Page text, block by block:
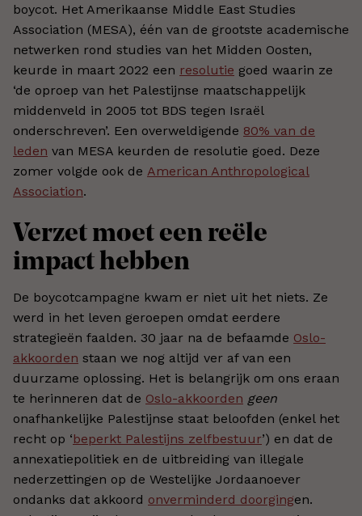
boycot. Het Amerikaanse Middle East Studies
Association (MESA), één van de grootste academische
netwerken rond studies van het Midden Oosten,
keurde in maart 2022 een resolutie goed waarin ze
‘de oproep van het Palestijnse maatschappelijk
middenveld in 2005 tot BDS tegen Israël
onderschreven’. Een overweldigende 80% van de
leden van MESA keurden de resolutie goed. Deze
zomer volgde ook de American Anthropological
Association.
Verzet moet een reële
impact hebben
De boycotcampagne kwam er niet uit het niets. Ze
werd in het leven geroepen omdat eerdere
strategieën faalden. 30 jaar na de befaamde Oslo-
akkoorden staan we nog altijd ver af van een
duurzame oplossing. Het is belangrijk om ons eraan
te herinneren dat de Oslo-akkoorden geen
onafhankelijke Palestijnse staat beloofden (enkel het
recht op ‘beperkt Palestijns zelfbestuur’) en dat de
annexatiepolitiek en de uitbreiding van illegale
nederzettingen op de Westelijke Jordaanoever
ondanks dat akkoord onverminderd doorgingen.